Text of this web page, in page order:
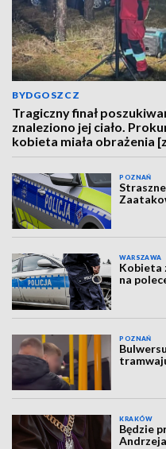
BYDGOSZCZ
Tragiczny finał
znaleziono jej ciało.
kobieta miała obrażenia
POZNAŃ
WARSZAWA
Kobieta
na
POZNAŃ
KRAKÓW
Będzie